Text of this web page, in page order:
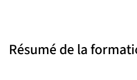
Résumé de la